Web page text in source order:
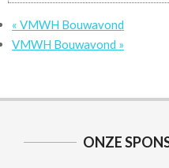
« VMWH Bouwavond
VMWH Bouwavond »
ONZE